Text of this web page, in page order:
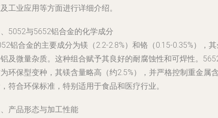
工业应用等方面进行详细介绍。
5052与5652铝合金的化学成分
铝合金的主要成分为镁（2.2-2.8%）和铬（0.15-0.35%），
及微量杂质。这种组合赋予其良好的耐腐蚀性和可焊性。
环保型变种，其镁含量略高（约2.5%），并严格控制重金属
符合环保标准，特别适用于食品和医疗行业。
产品形态与加工性能